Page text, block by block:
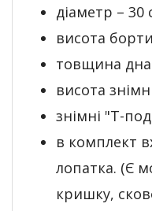
діаметр – 30
висота
товщина
висота
знімні "Т-
в комплект
лопатка. (Є
кришку,